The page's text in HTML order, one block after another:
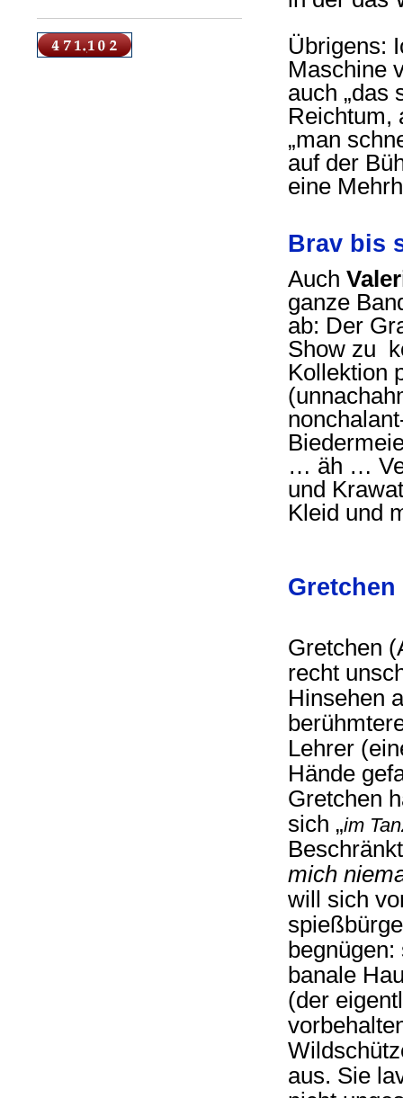
Übrigens:
Maschine
auch „das
Reichtum,
„man
auf der
eine
Brav bis
Auch
ganze
ab: Der
Show zu
Kollektion
… äh …
und
Kleid und
Gretchen
recht
Hinsehen
Lehrer
Hände
Gretchen
sich „im
mich
will sich
banale
(der
aus. Sie